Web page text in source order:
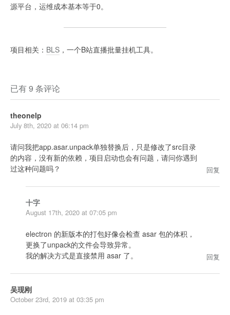
源平台，运维成本基本等于0。
项目相关： BLS ，一个B站直播批量挂机工具。
已有 9 条评论
theonelp
July 8th, 2020 at 06:14 pm
请问我把app.asar.unpack单独替换后，只是修改了src目录
的内容，没有新的依赖，项目启动也会有问题，请问你遇到
过这种问题吗？
回复
十字
August 17th, 2020 at 07:05 pm
electron 的新版本的打包好像会检查 asar 包的体积，
更换了unpack的文件会导致异常。
我的解决方式是直接禁用 asar 了。
回复
吴现刚
October 23rd, 2019 at 03:35 pm